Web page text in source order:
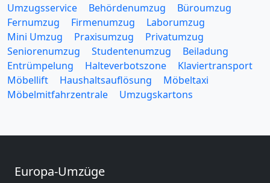
Umzugsservice Behördenumzug
Büroumzug
Fernumzug
Firmenumzug
Laborumzug
Mini Umzug
Praxisumzug
Privatumzug
Seniorenumzug
Studentenumzug
Beiladung
Entrümpelung
Halteverbotszone
Klaviertransport
Möbellift
Haushaltsauflösung
Möbeltaxi
Möbelmitfahrzentrale
Umzugskartons
Europa-Umzüge